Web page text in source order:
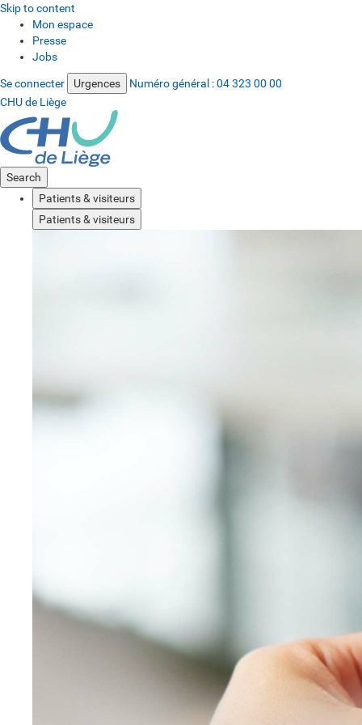
Skip to content
Mon espace
Presse
Jobs
Se connecter Urgences Numéro général :04 323 00 00
CHU de Liège
Search
Patients & visiteurs
Patients & visiteurs